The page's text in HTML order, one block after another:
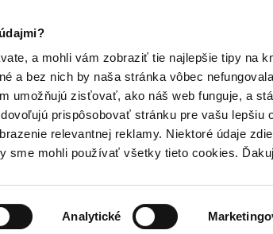
a mohli vám zobraziť tie najlepšie tipy na
a bez nich by naša stránka vôbec
umožňujú zisťovať, ako náš web funguje, a
prispôsobovať stránku pre vašu lepšiu
relevantnej reklamy. Niektoré údaje
sme mohli používať všetky tieto cookies.
Analytické